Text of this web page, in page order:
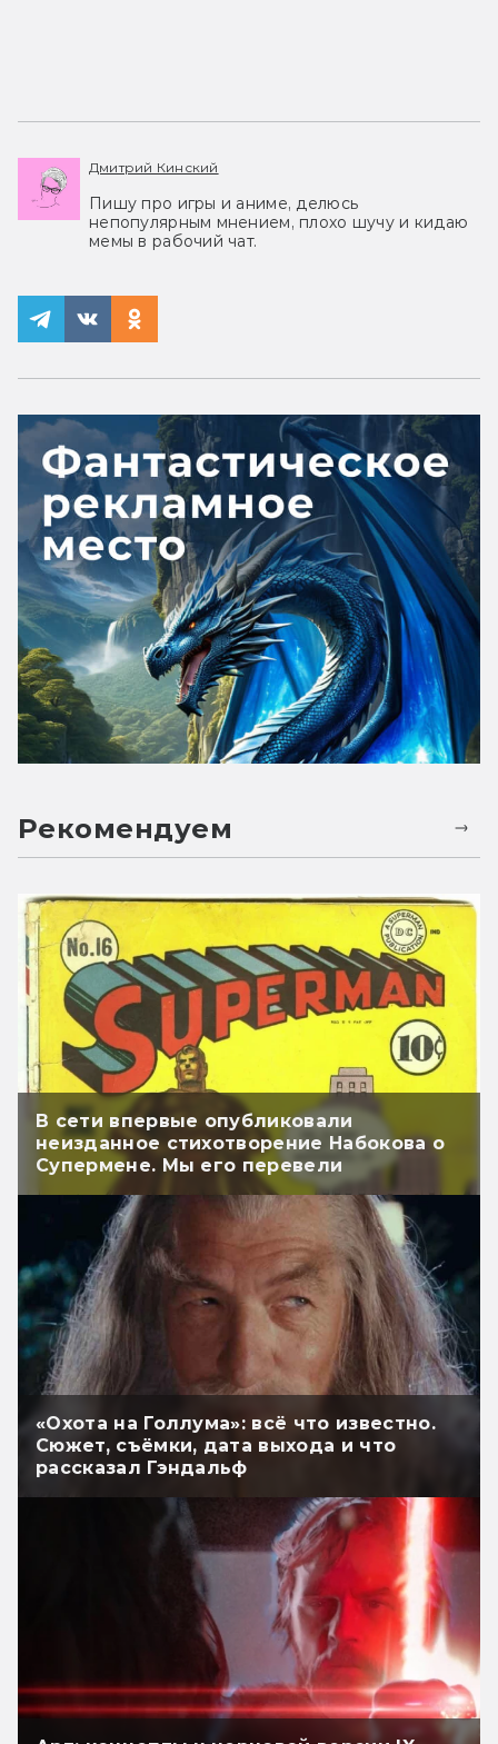
Дмитрий Кинский
Пишу про игры и аниме, делюсь
непопулярным мнением, плохо шучу и кидаю
мемы в рабочий чат.
Рекомендуем
В сети впервые опубликовали
неизданное стихотворение Набокова о
Супермене. Мы его перевели
«Охота на Голлума»: всё что известно.
Сюжет, съёмки, дата выхода и что
рассказал Гэндальф